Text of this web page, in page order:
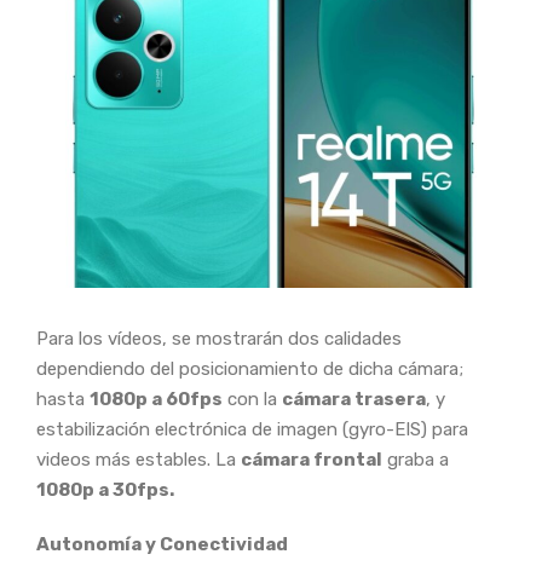
Para los vídeos, se mostrarán dos calidades
dependiendo del posicionamiento de dicha cámara;
hasta 1080p a 60fps con la cámara trasera, y
estabilización electrónica de imagen (gyro-EIS) para
videos más estables. La cámara frontal graba a
1080p a 30fps.
Autonomía y Conectividad